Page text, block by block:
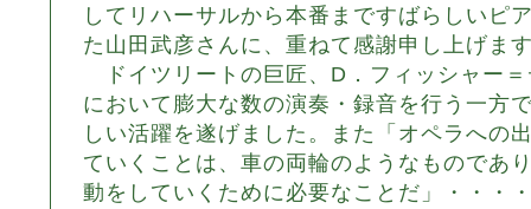
してリハーサルから本番まですばらしいピ
た山田武彦さんに、重ねて感謝申し上げま
ドイツリートの巨匠、D．フィッシャー
において膨大な数の演奏・録音を行う一方
しい活躍を遂げました。また「オペラへの
ていくことは、車の両輪のようなものであ
動をしていくために必要なことだ」・・・